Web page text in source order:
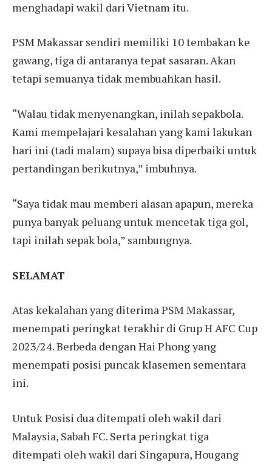
menghadapi wakil dari Vietnam itu.
PSM Makassar sendiri memiliki 10 tembakan ke
gawang, tiga di antaranya tepat sasaran. Akan
tetapi semuanya tidak membuahkan hasil.
“Walau tidak menyenangkan, inilah sepakbola.
Kami mempelajari kesalahan yang kami lakukan
hari ini (tadi malam) supaya bisa diperbaiki untuk
pertandingan berikutnya,” imbuhnya.
“Saya tidak mau memberi alasan apapun, mereka
punya banyak peluang untuk mencetak tiga gol,
tapi inilah sepak bola,” sambungnya.
SELAMAT
Atas kekalahan yang diterima PSM Makassar,
menempati peringkat terakhir di Grup H AFC Cup
2023/24. Berbeda dengan Hai Phong yang
menempati posisi puncak klasemen sementara
ini.
Untuk Posisi dua ditempati oleh wakil dari
Malaysia, Sabah FC. Serta peringkat tiga
ditempati oleh wakil dari Singapura, Hougang